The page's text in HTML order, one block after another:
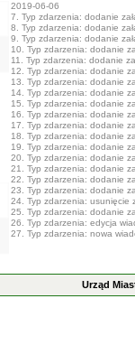
2019-06-06
7. Typ zdarzenia: dodanie
8. Typ zdarzenia: dodanie
9. Typ zdarzenia: dodanie
10. Typ zdarzenia: dodanie
11. Typ zdarzenia: dodanie
12. Typ zdarzenia: dodanie
13. Typ zdarzenia: dodanie
14. Typ zdarzenia: dodanie
15. Typ zdarzenia: dodanie
16. Typ zdarzenia: dodanie
17. Typ zdarzenia: dodanie
18. Typ zdarzenia: dodanie
19. Typ zdarzenia: dodanie
20. Typ zdarzenia: dodanie
21. Typ zdarzenia: dodanie
22. Typ zdarzenia: dodanie
23. Typ zdarzenia: dodanie
24. Typ zdarzenia: usunięcie
25. Typ zdarzenia: dodanie
26. Typ zdarzenia: edycja
27. Typ zdarzenia: nowa
Urząd